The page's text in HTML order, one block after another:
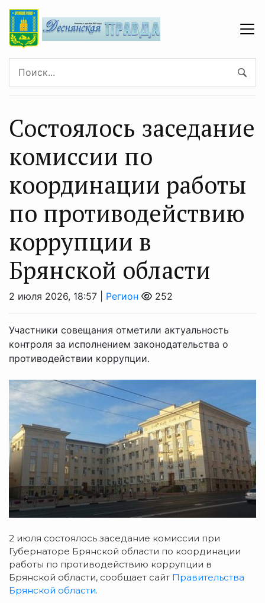
Состоялось заседание
комиссии по
координации работы
по противодействию
коррупции в
Брянской области
2 июля 2026, 18:57 | Регион 252
Участники совещания отметили актуальность
контроля за исполнением законодательства о
противодействии коррупции.
2 июля состоялось заседание комиссии при
Губернаторе Брянской области по координации
работы по противодействию коррупции в
Брянской области, сообщает сайт Правительства
Брянской области.